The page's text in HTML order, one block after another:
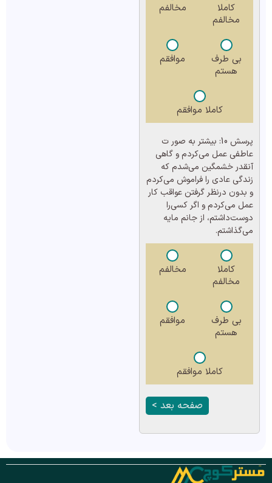
کاملا
مخالفم
مخالفم
بی طرف
هستم
موافقم
کاملا موافقم
پرسش 10:
بیشتر به صور ت
عاطفی عمل می‌کردم و گاهی
آنقدر خشمگین می‌شدم که
زندگی عادی را فراموش می‌کردم
و بدون در‌نظر گرفتن عواقب کار
عمل می‌کردم و اگر کسی‌را
دوست‌داشتم، از جانم مایه
می‌گذاشتم.
کاملا
مخالفم
مخالفم
بی طرف
هستم
موافقم
کاملا موافقم
صفحه بعد >